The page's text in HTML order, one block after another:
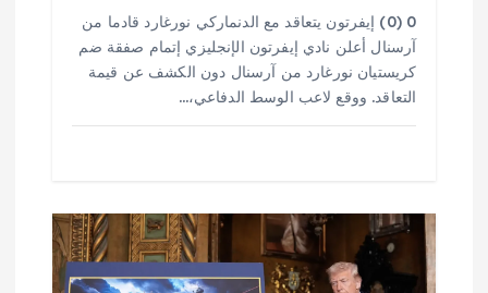
0 (0) إيفرتون يتعاقد مع الدنماركي نورغارد قادما من
آرسنال أعلن نادي إيفرتون الإنجليزي إتمام صفقة ضم
كريستيان نورغارد من آرسنال دون الكشف عن قيمة
التعاقد. ووقع لاعب الوسط الدفاعي،…